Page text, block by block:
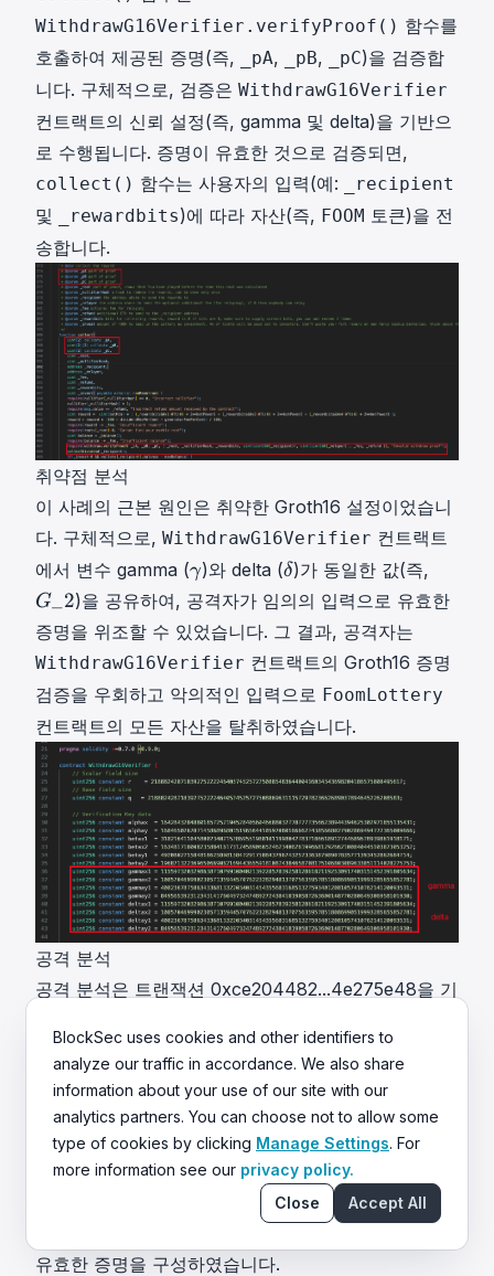
WithdrawG16Verifier.verifyProof() 함수를
호출하여 제공된 증명(즉,
_pA, _pB, _pC)을 검증합
니다. 구체적으로, 검증은 WithdrawG16Verifier
컨트랙트의 신뢰 설정(즉, gamma 및 delta)을 기반으
로 수행됩니다. 증명이 유효한 것으로 검증되면,
collect() 함수는 사용자의 입력(예: _recipient
및 _rewardbits)에 따라 자산(즉, FOOM 토큰)을 전
송합니다.
취약점 분석
이 사례의 근본 원인은 취약한 Groth16 설정이었습니
다. 구체적으로, WithdrawG16Verifier 컨트랙트
에서 변수 gamma (γ
\
g
a
m
m
a
γ)와 delta (δ
\
d
e
l
t
a
δ)가 동일한 값(즉,
_
2
\
_
2
G 2)을 공유하여, 공격자가 임의의 입력으로 유효한
증명을 위조할 수 있었습니다. 그 결과, 공격자는
WithdrawG16Verifier 컨트랙트의 Groth16 증명
검증을 우회하고 악의적인 입력으로 FoomLottery
컨트랙트의 모든 자산을 탈취하였습니다.
공격 분석
공격 분석은 트랜잭션 0xce204482...4e275e48을 기
공격자는 유효한 증명과 악의적인 입력을 구성하기 위
해 악성 컨트랙트를 생성하였습니다. 악성 컨트랙트의
폴백 로직에서:
유효한 증명을 구성하였습니다.
BlockSec uses cookies and other identifiers to
analyze our traffic in accordance. We also share
information about your use of our site with our
analytics partners. You can choose not to allow some
type of cookies by clicking Manage Settings. For
more information see our privacy policy.
Close
Accept All